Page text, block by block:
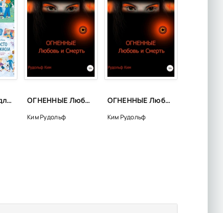
Самопомощь для самых маленьких ОГНЕННЫЕ Любовь и Смерть - Рудольф Ким
Ким Рудольф
ОГНЕННЫЕ Любовь и Смерть - Рудольф Ким
Ким Рудольф